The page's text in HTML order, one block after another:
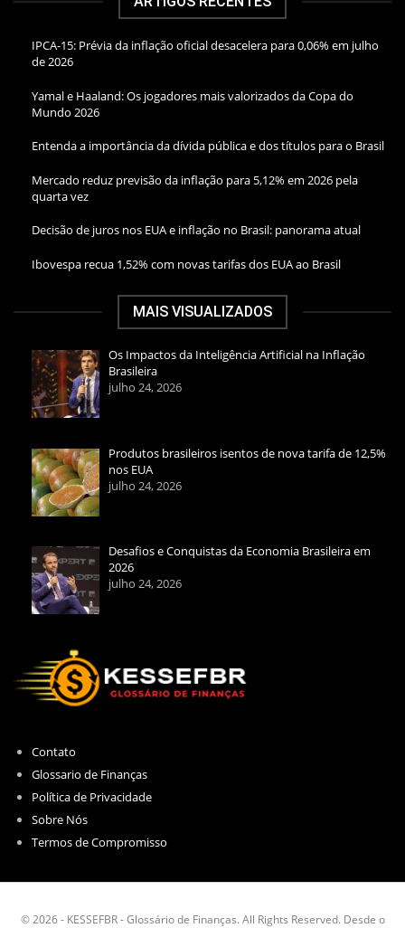
IPCA-15: Prévia da inflação oficial desacelera para 0,06% em julho
de 2026
Yamal e Haaland: Os jogadores mais valorizados da Copa do
Mundo 2026
Entenda a importância da dívida pública e dos títulos para o Brasil
Mercado reduz previsão da inflação para 5,12% em 2026 pela
quarta vez
Decisão de juros nos EUA e inflação no Brasil: panorama atual
Ibovespa recua 1,52% com novas tarifas dos EUA ao Brasil
MAIS VISUALIZADOS
Os Impactos da Inteligência Artificial na Inflação
Brasileira
julho 24, 2026
Produtos brasileiros isentos de nova tarifa de 12,5%
nos EUA
julho 24, 2026
Desafios e Conquistas da Economia Brasileira em
2026
julho 24, 2026
Contato
Glossario de Finanças
Política de Privacidade
Sobre Nós
Termos de Compromisso
© 2026 - KESSEFBR - Glossário de Finanças. All Rights Reserved. Desde o